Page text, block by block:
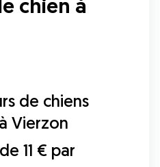
chien à
de chiens
Vierzon
11 € par